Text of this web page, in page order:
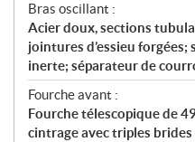
Bras oscillant :
Acier doux, sections
jointures d’essieu
inerte; séparateur de
Fourche avant :
Fourche télescopique de
cintrage avec triples